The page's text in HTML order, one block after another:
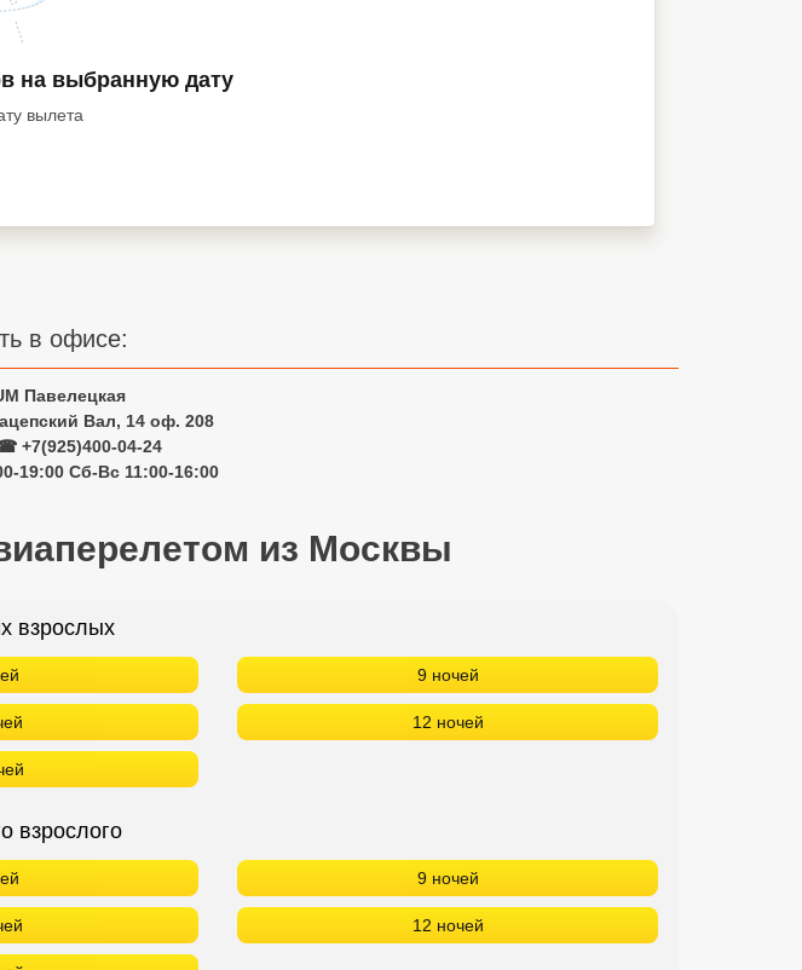
на выбранную дату
вылета
в офисе:
Павелецкая
Вал, 14 оф. 208
+7(925)400-04-24
19:00 Сб-Вс 11:00-16:00
из Москвы
взрослых
9 ночей
12 ночей
взрослого
9 ночей
12 ночей